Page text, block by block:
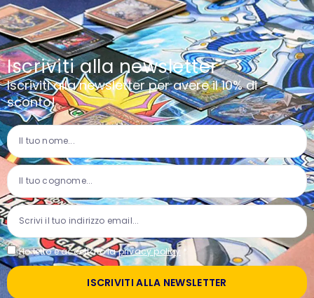
Iscriviti alla newsletter
Iscriviti alla newsletter per avere il 10% di
sconto!
Ho letto e accettato laprivacy policy *
ISCRIVITI ALLA NEWSLETTER